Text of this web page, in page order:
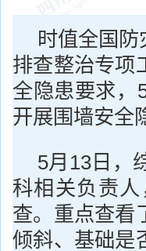
时值全国
排查整治专项
全隐患要求，
开展围墙安全
5月13日，
科相关负责
查。重点查看
倾斜、基础是